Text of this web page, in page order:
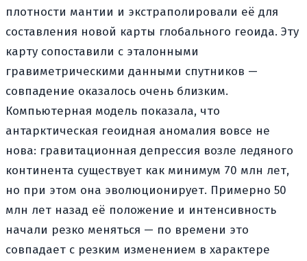
плотности мантии и экстраполировали её для
составления новой карты глобального геоида. Эту
карту сопоставили с эталонными
гравиметрическими данными спутников —
совпадение оказалось очень близким.
Компьютерная модель показала, что
антарктическая геоидная аномалия вовсе не
нова: гравитационная депрессия возле ледяного
континента существует как минимум 70 млн лет,
но при этом она эволюционирует. Примерно 50
млн лет назад её положение и интенсивность
начали резко меняться — по времени это
совпадает с резким изменением в характере